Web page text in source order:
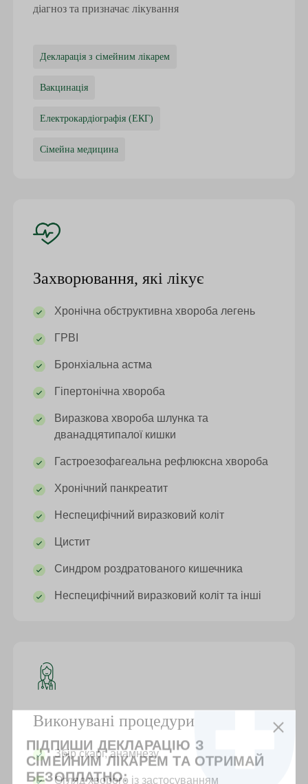
діагноз та призначає лікування
Декларація з сімейним лікарем
Вакцинація
Електрокардіографія (ЕКГ)
Сімейна медицина
Захворювання, які лікує
Хронічна обструктивна хвороба легень
ГРВІ
Бронхіальна астма
Гіпертонічна хвороба
Виразкова хвороба шлунка та
дванадцятипалої кишки
Гастроезофагеальна рефлюксна хвороба
Хронічний панкреатит
Неспецифічний виразковий коліт
Цистит
Синдром роздратованого кишечника
Неспецифічний виразковий коліт та інші
Виконувані процедури
Збір скарг, анамнезу
Огляд хворого із застосуванням
ПІДПИШИ ДЕКЛАРАЦІЮ З
СІМЕЙНИМ ЛІКАРЕМ ТА ОТРИМАЙ
БЕЗОПЛАТНО: